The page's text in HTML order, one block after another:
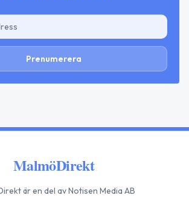
Prenumerera
MalmöDirekt
är en del av Notisen Media AB